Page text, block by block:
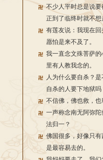
不少人平时总是说
正到了临终时就不想
有莲友说：我现在
愿怕是来不及了。
我一直念文殊菩萨
里有人教我念的。
人为什么要自杀？是
自杀的人要下地狱吗
不信佛，佛也救，也
一声称念南无阿弥
法归一？
佛国很多，好像只
是最容易去的。